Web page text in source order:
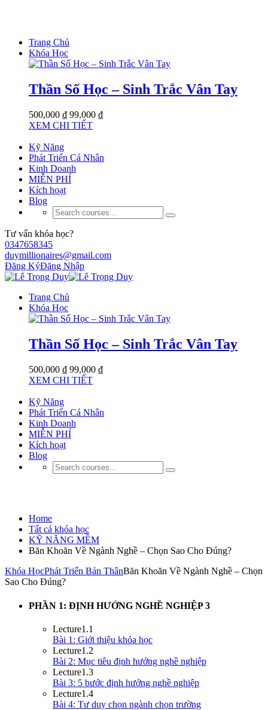
Trang Chủ
Khóa Học
Thần Số Học – Sinh Trắc Vân Tay
500,000 ₫ 99,000 ₫
XEM CHI TIẾT
Kỹ Năng
Phát Triển Cá Nhân
Kinh Doanh
MIỄN PHÍ
Kích hoạt
Blog
Tư vấn khóa học?
0347658345
duymillionaires@gmail.com
Đăng KýĐăng Nhập
Trang Chủ
Khóa Học
Thần Số Học – Sinh Trắc Vân Tay
500,000 ₫ 99,000 ₫
XEM CHI TIẾT
Kỹ Năng
Phát Triển Cá Nhân
Kinh Doanh
MIỄN PHÍ
Kích hoạt
Blog
Home
Tất cả khóa học
KỸ NĂNG MỀM
Băn Khoăn Về Ngành Nghề – Chọn Sao Cho Đúng?
Khóa HọcPhát Triển Bản ThânBăn Khoăn Về Ngành Nghề – Chọn
Sao Cho Đúng?
PHẦN 1: ĐỊNH HƯỚNG NGHỀ NGHIỆP3
Lecture1.1
Bài 1: Giới thiệu khóa học
Lecture1.2
Bài 2: Mục tiêu định hướng nghề nghiệp
Lecture1.3
Bài 3: 5 bước định hướng nghề nghiệp
Lecture1.4
Bài 4: Tư duy chọn ngành chọn trường